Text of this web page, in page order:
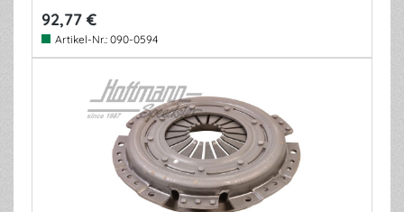
92,77 €
Artikel-Nr.: 090-0594